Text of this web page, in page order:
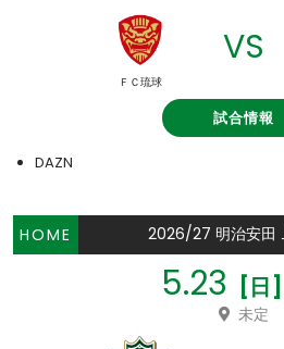
ＦＣ琉球
VS
試合情報
DAZN
HOME 2026/27 明治安田
5.23 [日]
未定